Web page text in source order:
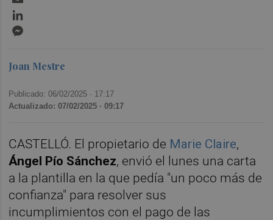
Joan Mestre
Publicado: 06/02/2025 · 17:17
Actualizado: 07/02/2025 · 09:17
CASTELLÓ. El propietario de Marie Claire,
Ángel Pío Sánchez, envió el lunes una carta
a la plantilla en la que pedía "un poco más de
confianza" para resolver sus
incumplimientos con el pago de las